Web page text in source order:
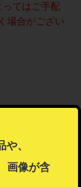
ってはご手配
場合がござい
注文した場合、ラ
、
画像が含